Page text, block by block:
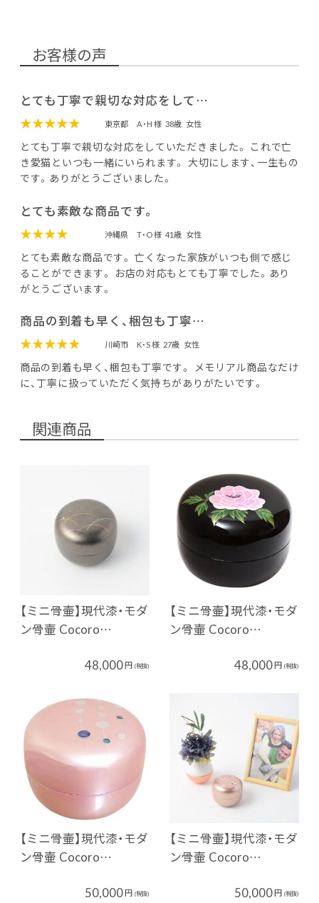
お客様の声
とても丁寧で親切な対応をして…
★★★★★
東京都 A・H 様 38歳 女性
とても丁寧で親切な対応をしていただきました。 これで亡
き愛猫といつも一緒にいられます。 大切にします、一生もの
です。ありがとうございました。
とても素敵な商品です。
★★★★
沖縄県 T・O 様 41歳 女性
とても素敵な商品です。 亡くなった家族がいつも側で感じ
ることができます。 お店の対応もとても丁寧でした。あり
がとうございます。
商品の到着も早く、梱包も丁寧…
★★★★★
川崎市 K・S 様 27歳 女性
商品の到着も早く、梱包も丁寧です。 メモリアル商品なだけ
に、丁寧に扱っていただく気持ちがありがたいです。
関連商品
【ミニ骨壷】現代漆・モダ
ン骨壷 Cocoro…
48,000円 (税抜)
【ミニ骨壷】現代漆・モダ
ン骨壷 Cocoro…
48,000円 (税抜)
【ミニ骨壷】現代漆・モダ
ン骨壷 Cocoro…
50,000円 (税抜)
【ミニ骨壷】現代漆・モダ
ン骨壷 Cocoro…
50,000円 (税抜)